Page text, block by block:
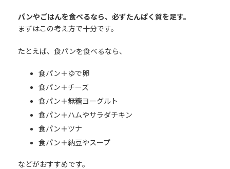
パンやごはんを食べるなら、必ずたんぱく質を足す。
まずはこの考え方で十分です。
たとえば、食パンを食べるなら、
食パン＋ゆで卵
食パン＋チーズ
食パン＋無糖ヨーグルト
食パン＋ハムやサラダチキン
食パン＋ツナ
食パン＋納豆やスープ
などがおすすめです。